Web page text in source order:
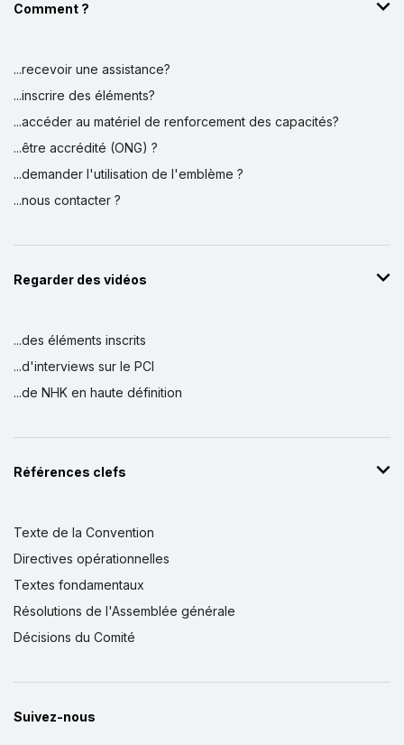
Comment ?
...recevoir une assistance?
...inscrire des éléments?
...accéder au matériel de renforcement des capacités?
...être accrédité (ONG) ?
...demander l'utilisation de l'emblème ?
...nous contacter ?
Regarder des vidéos
...des éléments inscrits
...d'interviews sur le PCI
...de NHK en haute définition
Références clefs
Texte de la Convention
Directives opérationnelles
Textes fondamentaux
Résolutions de l'Assemblée générale
Décisions du Comité
Suivez-nous